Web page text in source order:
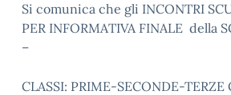
Si comunica che gli INCONTRI
PER INFORMATIVA FINALE della
–
CLASSI: PRIME-SECONDE-TERZE